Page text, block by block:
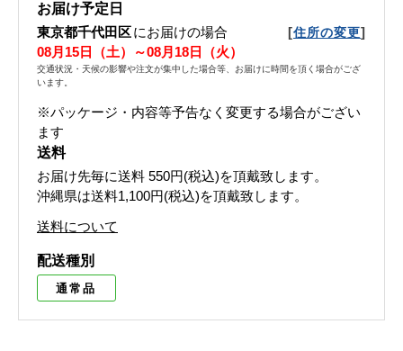
お届け予定日
東京都千代田区にお届けの場合 [住所の変更]
08月15日（土）～08月18日（火）
交通状況・天候の影響や注文が集中した場合等、お届けに時間を頂く場合がござ
います。
※パッケージ・内容等予告なく変更する場合がござい
ます
送料
お届け先毎に送料 550円(税込)を頂戴致します。
沖縄県は送料1,100円(税込)を頂戴致します。
送料について
配送種別
通常品